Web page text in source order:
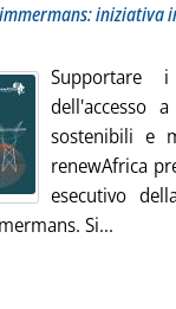
iniziativa
Supportare
dell'accesso
sostenibili e
renewAfrica
esecutivo
Si...
alla notizia